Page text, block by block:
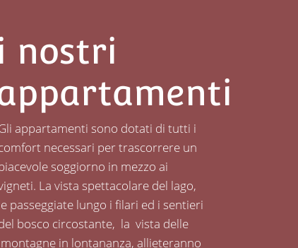
nostri
appartamenti sono dotati di tutti i
necessari per trascorrere un
soggiorno in mezzo ai
La vista spettacolare del lago,
passeggiate lungo i filari ed i sentieri
bosco circostante, la vista delle
montagne in lontananza, allieteranno